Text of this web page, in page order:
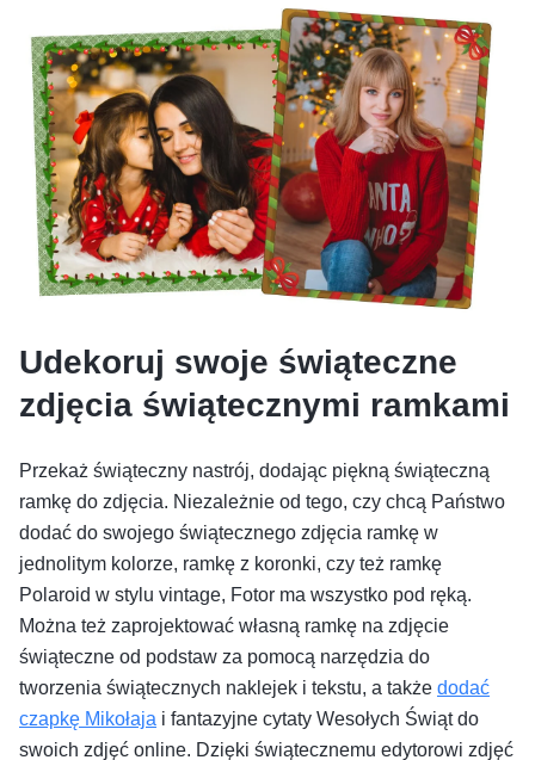
Udekoruj swoje świąteczne
zdjęcia świątecznymi ramkami
Przekaż świąteczny nastrój, dodając piękną świąteczną
ramkę do zdjęcia. Niezależnie od tego, czy chcą Państwo
dodać do swojego świątecznego zdjęcia ramkę w
jednolitym kolorze, ramkę z koronki, czy też ramkę
Polaroid w stylu vintage, Fotor ma wszystko pod ręką.
Można też zaprojektować własną ramkę na zdjęcie
świąteczne od podstaw za pomocą narzędzia do
tworzenia świątecznych naklejek i tekstu, a także dodać
czapkę Mikołaja i fantazyjne cytaty Wesołych Świąt do
swoich zdjęć online. Dzięki świątecznemu edytorowi zdjęć